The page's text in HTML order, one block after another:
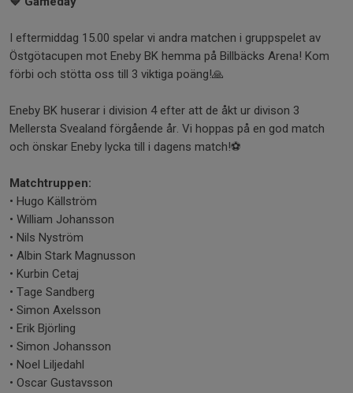
I eftermiddag 15.00 spelar vi andra matchen i gruppspelet av
Östgötacupen mot Eneby BK hemma på Billbäcks Arena! Kom
förbi och stötta oss till 3 viktiga poäng!🙏
Eneby BK huserar i division 4 efter att de åkt ur divison 3
Mellersta Svealand förgående år. Vi hoppas på en god match
och önskar Eneby lycka till i dagens match!⚽️
Matchtruppen:
• Hugo Källström
• William Johansson
• Nils Nyström
• Albin Stark Magnusson
• Kurbin Cetaj
• Tage Sandberg
• Simon Axelsson
• Erik Björling
• Simon Johansson
• Noel Liljedahl
• Oscar Gustavsson